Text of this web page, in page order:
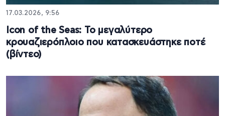
17.03.2026, 9:56
Icon of the Seas: Το μεγαλύτερο
κρουαζιερόπλοιο που κατασκευάστηκε ποτέ
(βίντεο)